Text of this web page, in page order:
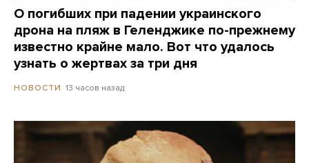
О погибших при падении украинского
дрона на пляж в Геленджике по-прежнему
известно крайне мало. Вот что удалось
узнать о жертвах за три дня
НОВОСТИ 13 часов назад